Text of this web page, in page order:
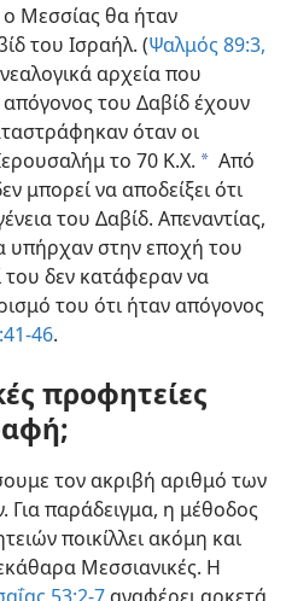
Μεσσίας θα ήταν
του Ισραήλ. (Ψαλμός 89:3,
αρχεία που
του Δαβίδ έχουν
όταν οι
το 70 Κ.Χ. a Από
μπορεί να αποδείξει ότι
του Δαβίδ. Απεναντίας,
υπήρχαν στην εποχή του
του δεν κατάφεραν να
του ότι ήταν απόγονος
46.
προφητείες
τον ακριβή αριθμό των
παράδειγμα, η μέθοδος
ποικίλλει ακόμη και
Μεσσιανικές. Η